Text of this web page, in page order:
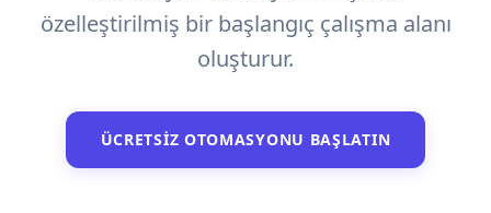
özelleştirilmiş bir başlangıç çalışma alanı
oluşturur.
ÜCRETSIZ OTOMASYONU BAŞLATIN